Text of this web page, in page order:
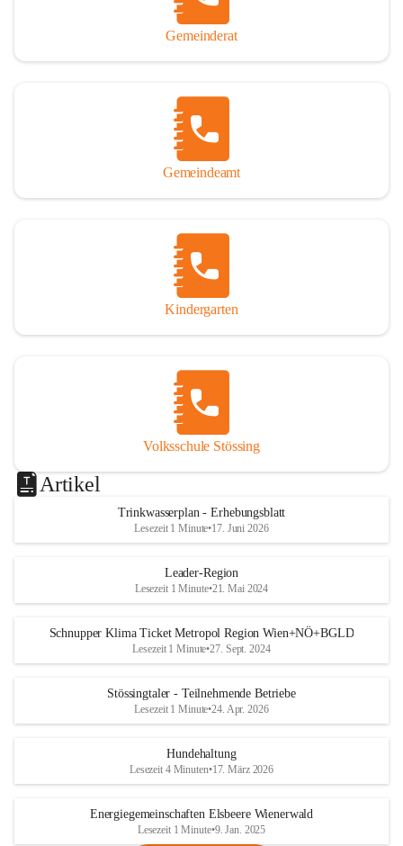
Gemeinderat
Gemeindeamt
Kindergarten
Volksschule Stössing
Artikel
Trinkwasserplan - Erhebungsblatt
Lesezeit 1 Minute•17. Juni 2026
Leader-Region
Lesezeit 1 Minute•21. Mai 2024
Schnupper Klima Ticket Metropol Region Wien+NÖ+BGLD
Lesezeit 1 Minute•27. Sept. 2024
Stössingtaler - Teilnehmende Betriebe
Lesezeit 1 Minute•24. Apr. 2026
Hundehaltung
Lesezeit 4 Minuten•17. März 2026
Energiegemeinschaften Elsbeere Wienerwald
Lesezeit 1 Minute•9. Jan. 2025